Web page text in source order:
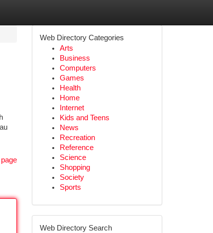
Web Directory Categories
Arts
Business
Computers
Games
Health
Home
Internet
Kids and Teens
News
Recreation
Reference
Science
Shopping
Society
Sports
Web Directory Search